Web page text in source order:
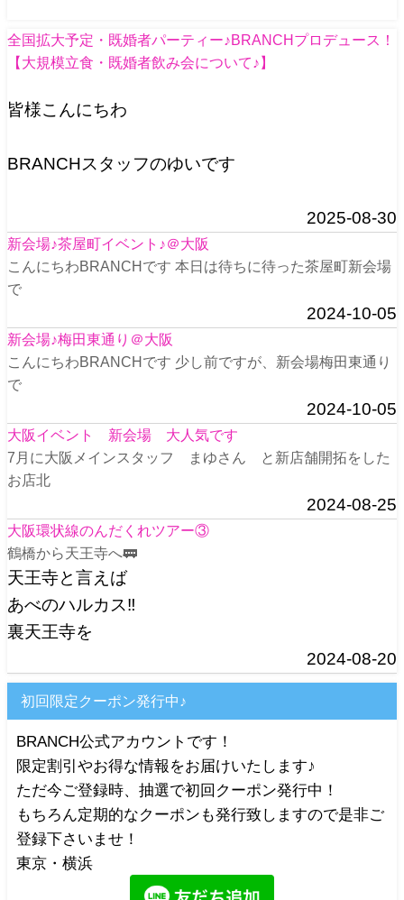
全国拡大予定・既婚者パーティー♪BRANCHプロデュース！
【大規模立食・既婚者飲み会について♪】
皆様こんにちわ
BRANCHスタッフのゆいです
2025-08-30
新会場♪茶屋町イベント♪＠大阪
こんにちわBRANCHです 本日は待ちに待った茶屋町新会場
で
2024-10-05
新会場♪梅田東通り＠大阪
こんにちわBRANCHです 少し前ですが、新会場梅田東通り
で
2024-10-05
大阪イベント 新会場 大人気です
7月に大阪メインスタッフ まゆさん と新店舗開拓をした
お店北
2024-08-25
大阪環状線のんだくれツアー③
鶴橋から天王寺へ🚃
天王寺と言えば
あべのハルカス‼️
裏天王寺を
2024-08-20
初回限定クーポン発行中♪
BRANCH公式アカウントです！
限定割引やお得な情報をお届けいたします♪
ただ今ご登録時、抽選で初回クーポン発行中！
もちろん定期的なクーポンも発行致しますので是非ご
登録下さいませ！
東京・横浜